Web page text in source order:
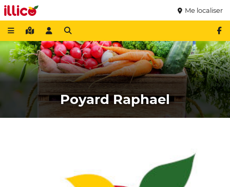
Me localiser
Poyard Raphael